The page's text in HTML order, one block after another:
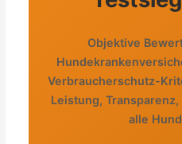
Objektive
Verbraucherschutz-
Leistung,
alle